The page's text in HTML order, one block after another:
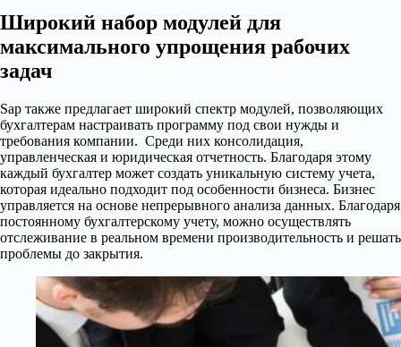
Широкий набор модулей для
максимального упрощения рабочих
задач
Sap также предлагает широкий спектр модулей, позволяющих
бухгалтерам настраивать программу под свои нужды и
требования компании. Среди них консолидация,
управленческая и юридическая отчетность. Благодаря этому
каждый бухгалтер может создать уникальную систему учета,
которая идеально подходит под особенности бизнеса. Бизнес
управляется на основе непрерывного анализа данных. Благодаря
постоянному бухгалтерскому учету, можно осуществлять
отслеживание в реальном времени производительность и решать
проблемы до закрытия.